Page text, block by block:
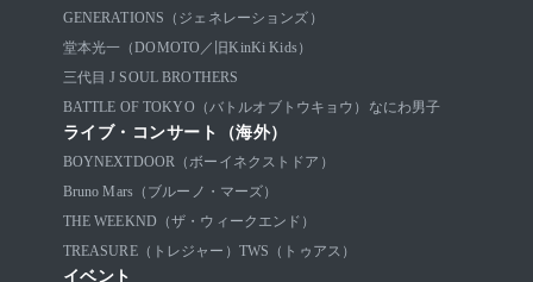
GENERATIONS（ジェネレーションズ）
堂本光一（DOMOTO／旧KinKi Kids）
三代目 J SOUL BROTHERS
BATTLE OF TOKYO（バトルオブトウキョウ）
なにわ男子
ライブ・コンサート（海外）
BOYNEXTDOOR（ボーイネクストドア）
Bruno Mars（ブルーノ・マーズ）
THE WEEKND（ザ・ウィークエンド）
TREASURE（トレジャー） TWS（トゥアス）
イベント